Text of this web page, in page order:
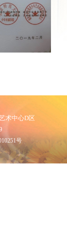
术中心D区
号